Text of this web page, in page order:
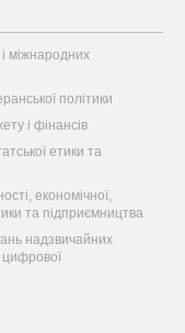
і міжнародних
політики
і фінансів
етики та
економічної,
та підприємництва
надзвичайних
цифрової